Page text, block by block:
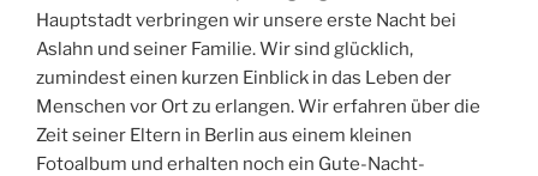
Hauptstadt verbringen wir unsere erste Nacht bei
Aslahn und seiner Familie. Wir sind glücklich,
zumindest einen kurzen Einblick in das Leben der
Menschen vor Ort zu erlangen. Wir erfahren über die
Zeit seiner Eltern in Berlin aus einem kleinen
Fotoalbum und erhalten noch ein Gute-Nacht-